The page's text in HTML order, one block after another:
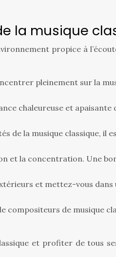
la musique
propice à
pleinement sur la
chaleureuse et apaisante
de la musique classique, il
et la concentration. Une
et mettez-vous dans
compositeurs de musique
et profiter de tous